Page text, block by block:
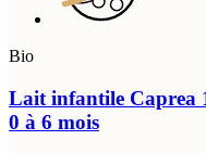
Bio
Lait infantile Caprea
0 à 6 mois